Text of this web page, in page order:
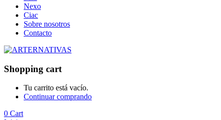
Nexo
Ciac
Sobre nosotros
Contacto
Shopping cart
Tu carrito está vacío.
Continuar comprando
0 Cart